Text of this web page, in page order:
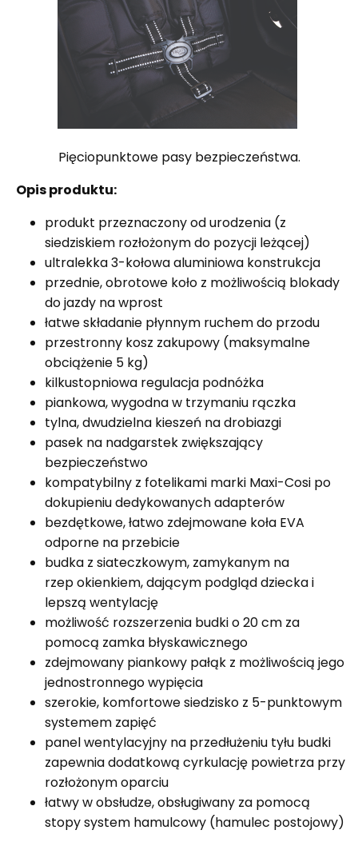
Pięciopunktowe pasy bezpieczeństwa.
Opis produktu:
produkt przeznaczony od urodzenia (z
siedziskiem rozłożonym do pozycji leżącej)
ultralekka 3-kołowa aluminiowa konstrukcja
przednie, obrotowe koło z możliwością blokady
do jazdy na wprost
łatwe składanie płynnym ruchem do przodu
przestronny kosz zakupowy (maksymalne
obciążenie 5 kg)
kilkustopniowa regulacja podnóżka
piankowa, wygodna w trzymaniu rączka
tylna, dwudzielna kieszeń na drobiazgi
pasek na nadgarstek zwiększający
bezpieczeństwo
kompatybilny z fotelikami marki Maxi-Cosi po
dokupieniu dedykowanych adapterów
bezdętkowe, łatwo zdejmowane koła EVA
odporne na przebicie
budka z siateczkowym, zamykanym na
rzep okienkiem, dającym podgląd dziecka i
lepszą wentylację
możliwość rozszerzenia budki o 20 cm za
pomocą zamka błyskawicznego
zdejmowany piankowy pałąk z możliwością jego
jednostronnego wypięcia
szerokie, komfortowe siedzisko z 5-punktowym
systemem zapięć
panel wentylacyjny na przedłużeniu tyłu budki
zapewnia dodatkową cyrkulację powietrza przy
rozłożonym oparciu
łatwy w obsłudze, obsługiwany za pomocą
stopy system hamulcowy (hamulec postojowy)